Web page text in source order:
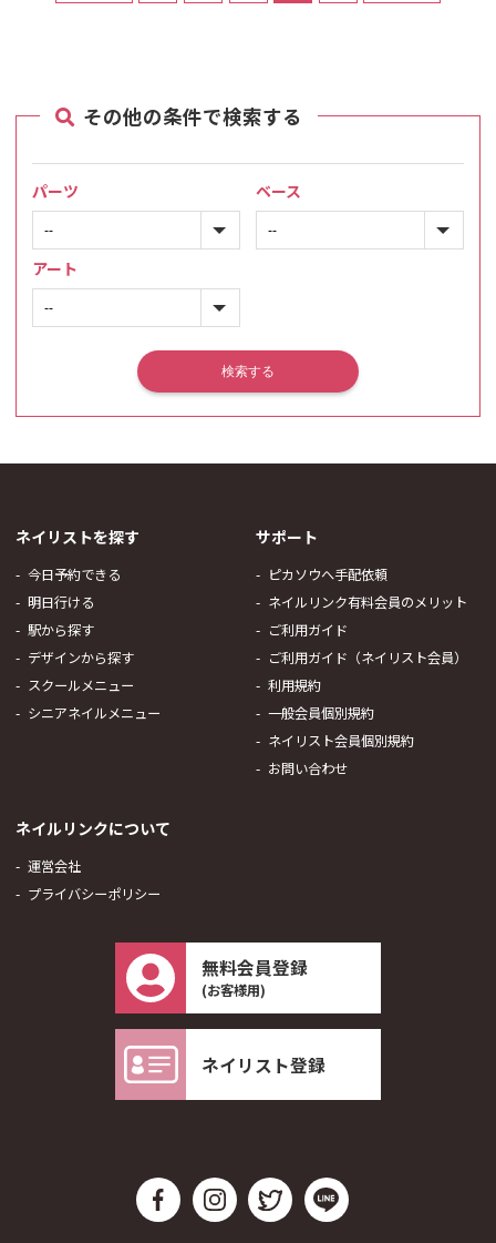
その他の条件で検索する
パーツ ベース
アート
ネイリストを探す
今日予約できる
明日行ける
駅から探す
デザインから探す
スクールメニュー
シニアネイルメニュー
サポート
ピカソウへ手配依頼
ネイルリンク有料会員のメリット
ご利用ガイド
ご利用ガイド（ネイリスト会員）
利用規約
一般会員個別規約
ネイリスト会員個別規約
お問い合わせ
ネイルリンクについて
運営会社
プライバシーポリシー
無料会員登録
(お客様用)
ネイリスト登録